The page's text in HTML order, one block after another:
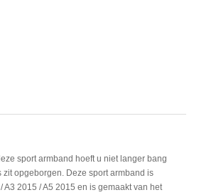
sport armband hoeft u niet langer bang
opgeborgen. Deze sport armband is
2015 / A5 2015 en is gemaakt van het